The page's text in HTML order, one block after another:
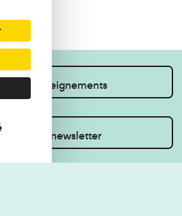
des renseignements
vous à la newsletter